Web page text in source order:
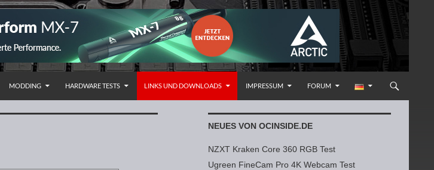
MODDING HARDWARE TESTS LINKS UND DOWNLOADS IMPRESSUM FORUM
NEUES VON OCINSIDE.DE
NZXT Kraken Core 360 RGB Test
Ugreen FineCam Pro 4K Webcam Test